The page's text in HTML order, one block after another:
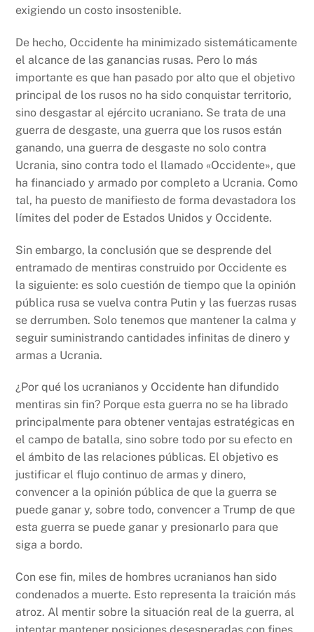
exigiendo un costo insostenible.
De hecho, Occidente ha minimizado sistemáticamente
el alcance de las ganancias rusas. Pero lo más
importante es que han pasado por alto que el objetivo
principal de los rusos no ha sido conquistar territorio,
sino desgastar al ejército ucraniano. Se trata de una
guerra de desgaste, una guerra que los rusos están
ganando, una guerra de desgaste no solo contra
Ucrania, sino contra todo el llamado «Occidente», que
ha financiado y armado por completo a Ucrania. Como
tal, ha puesto de manifiesto de forma devastadora los
límites del poder de Estados Unidos y Occidente.
Sin embargo, la conclusión que se desprende del
entramado de mentiras construido por Occidente es
la siguiente: es solo cuestión de tiempo que la opinión
pública rusa se vuelva contra Putin y las fuerzas rusas
se derrumben. Solo tenemos que mantener la calma y
seguir suministrando cantidades infinitas de dinero y
armas a Ucrania.
¿Por qué los ucranianos y Occidente han difundido
mentiras sin fin? Porque esta guerra no se ha librado
principalmente para obtener ventajas estratégicas en
el campo de batalla, sino sobre todo por su efecto en
el ámbito de las relaciones públicas. El objetivo es
justificar el flujo continuo de armas y dinero,
convencer a la opinión pública de que la guerra se
puede ganar y, sobre todo, convencer a Trump de que
esta guerra se puede ganar y presionarlo para que
siga a bordo.
Con ese fin, miles de hombres ucranianos han sido
condenados a muerte. Esto representa la traición más
atroz. Al mentir sobre la situación real de la guerra, al